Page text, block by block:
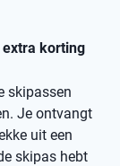
extra korting
skipassen
Je ontvangt
uit een
skipas hebt